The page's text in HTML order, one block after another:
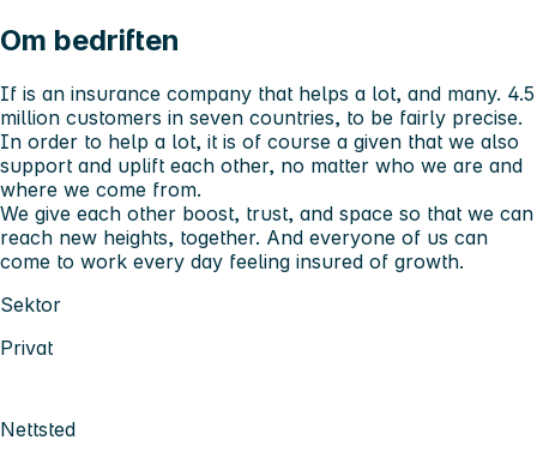
Om bedriften
If is an insurance company that helps a lot, and many. 4.5
million customers in seven countries, to be fairly precise.
In order to help a lot, it is of course a given that we also
support and uplift each other, no matter who we are and
where we come from.
We give each other boost, trust, and space so that we can
reach new heights, together. And everyone of us can
come to work every day feeling insured of growth.
Sektor
Privat
Nettsted